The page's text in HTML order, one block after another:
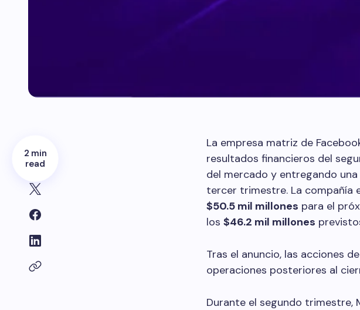
2 min
read
La empresa matriz de
resultados financieros del
del mercado y entregando
tercer trimestre. La compañía
$50.5 mil millones para el
los $46.2 mil millones
Tras el anuncio, las acciones
operaciones posteriores al
Durante el segundo trimestre,